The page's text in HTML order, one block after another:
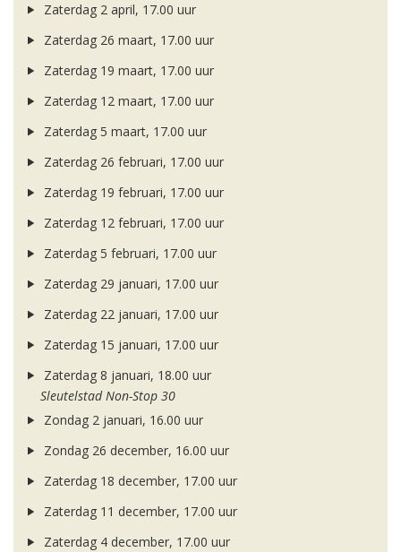
Zaterdag 2 april, 17.00 uur
Zaterdag 26 maart, 17.00 uur
Zaterdag 19 maart, 17.00 uur
Zaterdag 12 maart, 17.00 uur
Zaterdag 5 maart, 17.00 uur
Zaterdag 26 februari, 17.00 uur
Zaterdag 19 februari, 17.00 uur
Zaterdag 12 februari, 17.00 uur
Zaterdag 5 februari, 17.00 uur
Zaterdag 29 januari, 17.00 uur
Zaterdag 22 januari, 17.00 uur
Zaterdag 15 januari, 17.00 uur
Zaterdag 8 januari, 18.00 uur
Sleutelstad Non-Stop 30
Zondag 2 januari, 16.00 uur
Zondag 26 december, 16.00 uur
Zaterdag 18 december, 17.00 uur
Zaterdag 11 december, 17.00 uur
Zaterdag 4 december, 17.00 uur